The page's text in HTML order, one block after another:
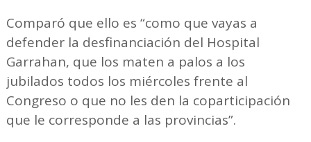
Comparó que ello es “como que vayas a
defender la desfinanciación del Hospital
Garrahan, que los maten a palos a los
jubilados todos los miércoles frente al
Congreso o que no les den la coparticipación
que le corresponde a las provincias”.